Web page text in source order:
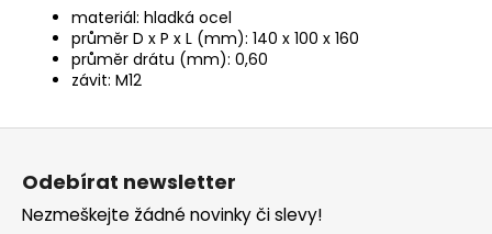
materiál: hladká ocel
průměr D x P x L (mm): 140 x 100 x 160
průměr drátu (mm): 0,60
závit: M12
Z
Odebírat newsletter
Nezmeškejte žádné novinky či slevy!